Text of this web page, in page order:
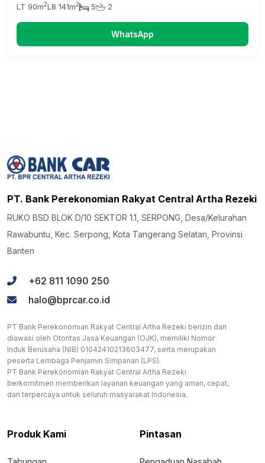
LT 90m2LB 141m2 5 2
WhatsApp
PT. Bank Perekonomian Rakyat Central Artha Rezeki
RUKO BSD BLOK D/10 SEKTOR 1.1, SERPONG, Desa/Kelurahan
Rawabuntu, Kec. Serpong, Kota Tangerang Selatan, Provinsi
Banten
+62 811 1090 250
halo@bprcar.co.id
PT Bank Perekonomian Rakyat Central Artha Rezeki berizin dan
diawasi oleh Otoritas Jasa Keuangan (OJK), memiliki Nomor
Induk Berusaha (NIB) 01042410213603477, serta merupakan
peserta Lembaga Penjamin Simpanan (LPS).
PT Bank Perekonomian Rakyat Central Artha Rezeki
berkomitmen memberikan layanan keuangan yang aman, cepat,
dan terpercaya untuk seluruh masyarakat Indonesia.
Produk Kami Pintasan